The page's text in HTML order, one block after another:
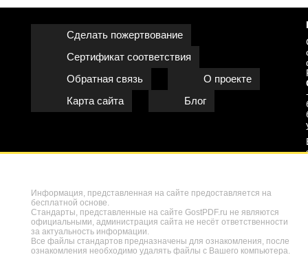
Сделать пожертвование
Сертификат соответствия
Обратная связь
О проекте
Карта сайта
Блог
Информация, представленная на сайте предоставляется на
бесплатной основе.
Стандарты, представленные на сайте GostPDF.ru не являются
официальными, администрация сайта не несёт ответственности
за актуальность информации.
Все файлы стандартов предназначены для ознакомления, после
ознакомления необходимо удалять файлы с Вашего компьютера.